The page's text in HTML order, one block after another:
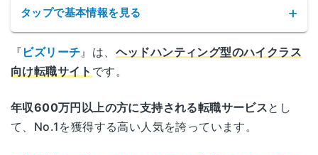
タップで基本情報を見る
『 ビズリーチ』は、 ヘッドハンティング型のハイクラス
向け転職サイト です。
年収600万円以上の方に支持される転職サービスとし
て、No.1を獲得する高い人気を誇っています。